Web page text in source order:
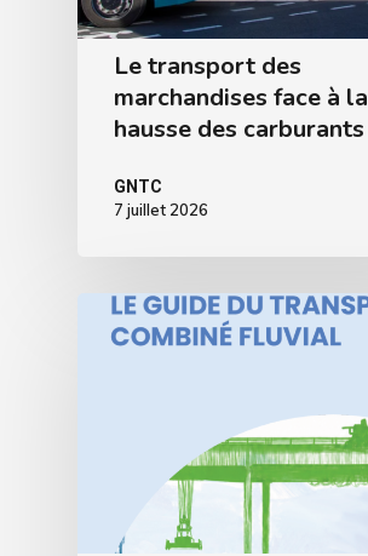
Le transport des
marchandises face à la
hausse des carburants
GNTC
7 juillet 2026